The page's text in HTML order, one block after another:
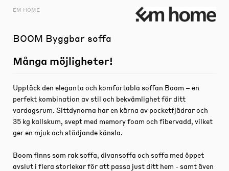
EM HOME
BOOM Byggbar soffa
Många möjligheter!
Upptäck den eleganta och komfortabla soffan Boom – en
perfekt kombination av stil och bekvämlighet för ditt
vardagsrum. Sittdynorna har en kärna av pocketfjädrar och
35 kg kallskum, svept med memory foam och fibervadd, vilket
ger en mjuk och stödjande känsla.
Boom finns som rak soffa, divansoffa och soffa med öppet
avslut i flera storlekar för att passa just ditt hem - samt även